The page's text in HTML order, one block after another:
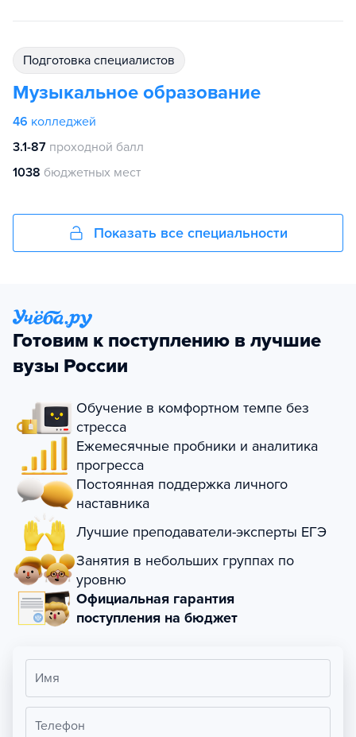
подготовка специалистов
Музыкальное образование
46 колледжей
3.1-87 проходной балл
1038 бюджетных мест
Показать все специальности
Готовим к поступлению в лучшие
вузы России
Обучение в комфортном темпе без
стресса
Ежемесячные пробники и аналитика
прогресса
Постоянная поддержка личного
наставника
Лучшие преподаватели-эксперты ЕГЭ
Занятия в небольших группах по
уровню
Официальная гарантия
поступления на бюджет
Имя
Телефон